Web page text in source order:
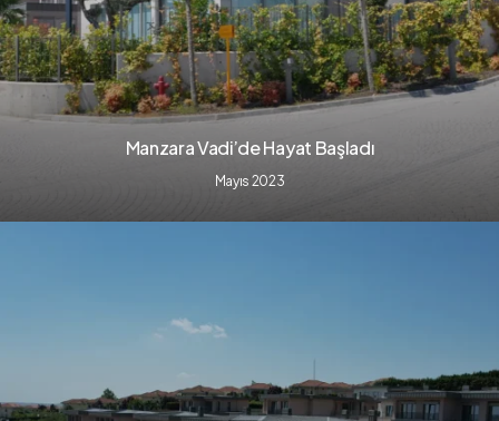
Manzara Vadi’de Hayat Başladı
Mayıs 2023